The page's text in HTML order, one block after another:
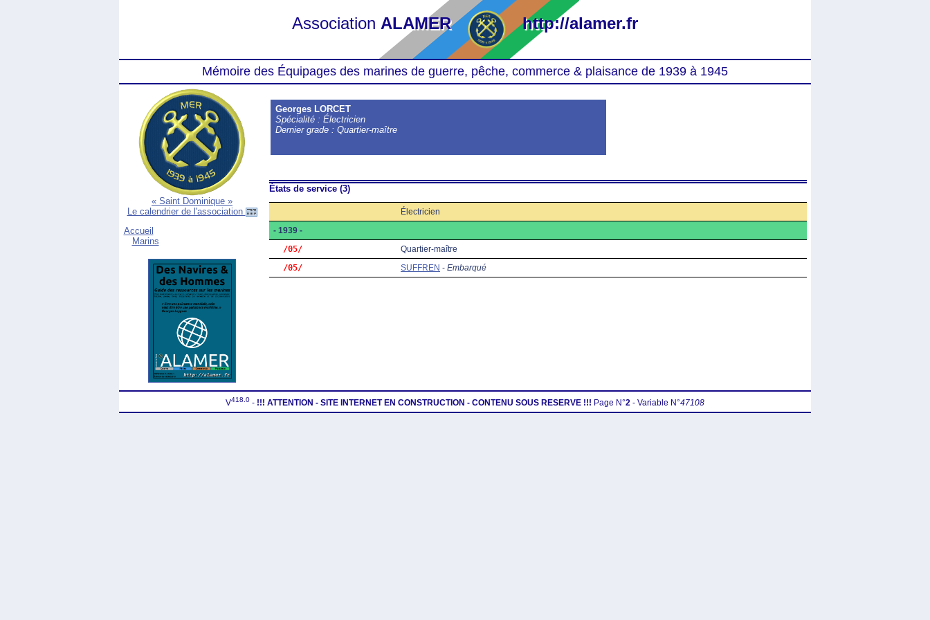
Association ALAMER http://alamer.fr
Mémoire des Équipages des marines de guerre, pêche, commerce & plaisance de 1939 à 1945
« Saint Dominique »
Le calendrier de l'association
Accueil
Marins
Georges LORCET
Spécialité : Électricien
Dernier grade : Quartier-maître
États de service (3)
Électricien
- 1939 -
  /05/
Quartier-maître
  /05/
SUFFREN - Embarqué
V418.0 - !!! ATTENTION - SITE INTERNET EN CONSTRUCTION - CONTENU SOUS RESERVE !!! Page N°2 - Variable N°47108